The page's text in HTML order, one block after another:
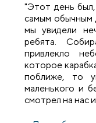
"Этот день был,
самым обычным
мы увидели
ребята.
привлекло
которое
поближе, то
маленького и
смотрел на нас